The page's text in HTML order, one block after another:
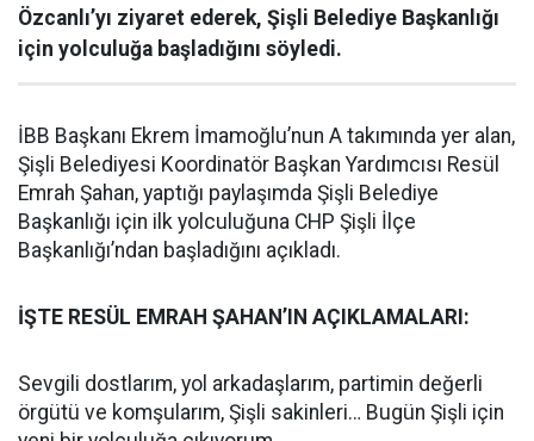
Özcanlı’yı ziyaret ederek, Şişli Belediye Başkanlığı
için yolculuğa başladığını söyledi.
İBB Başkanı Ekrem İmamoğlu’nun A takımında yer alan,
Şişli Belediyesi Koordinatör Başkan Yardımcısı Resül
Emrah Şahan, yaptığı paylaşımda Şişli Belediye
Başkanlığı için ilk yolculuğuna CHP Şişli İlçe
Başkanlığı’ndan başladığını açıkladı.
İŞTE RESÜL EMRAH ŞAHAN’IN AÇIKLAMALARI:
Sevgili dostlarım, yol arkadaşlarım, partimin değerli
örgütü ve komşularım, Şişli sakinleri… Bugün Şişli için